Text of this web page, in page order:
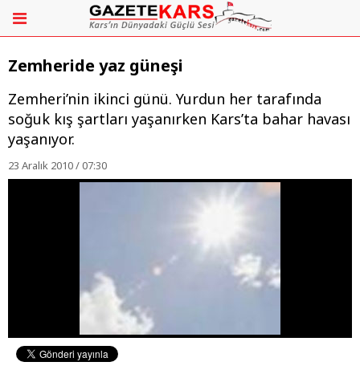
Zemheride yaz güneşi
Zemheri’nin ikinci günü. Yurdun her tarafında
soğuk kış şartları yaşanırken Kars’ta bahar havası
yaşanıyor.
23 Aralık 2010 / 07:30